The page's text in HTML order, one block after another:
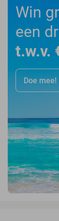
Win
een
t.w.v.
Doe mee!